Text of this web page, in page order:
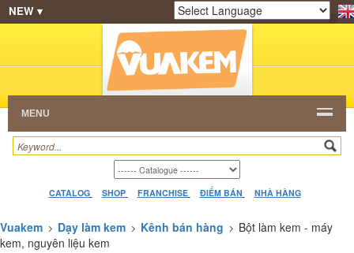
SHOP HẠT CAFE
NHÀ HÀNG
CATALOG VIDEO HỎI ĐÁP
NEW ▾
Powered by Translate
MENU
CATALOG SHOP FRANCHISE ĐIỂM BÁN NHÀ HÀNG
Vuakem Dạy làm kem Kênh bán hàng
Bột làm kem - máy
kem, nguyên liệu kem